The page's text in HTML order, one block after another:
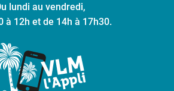
lundi au vendredi,
à 12h et de 14h à 17h30.